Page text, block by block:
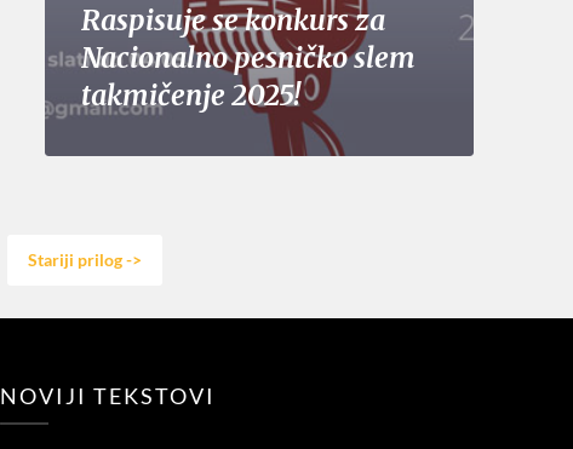
Raspisuje se konkurs za
Nacionalno pesničko slem
takmičenje 2025!
Stariji prilog ->
NOVIJI TEKSTOVI